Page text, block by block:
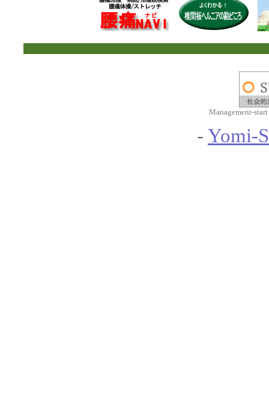
Management-
- Yomi-